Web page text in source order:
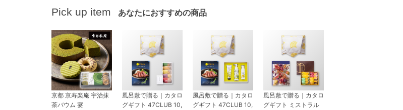
Pick up item あなたにおすすめの商品
京都 京寿楽庵 宇治抹
茶バウム 宴
風呂敷で贈る｜カタロ
グギフト 47CLUB 10,
風呂敷で贈る｜カタロ
グギフト 47CLUB 10,
風呂敷で贈る｜カタロ
グギフト ミストラル